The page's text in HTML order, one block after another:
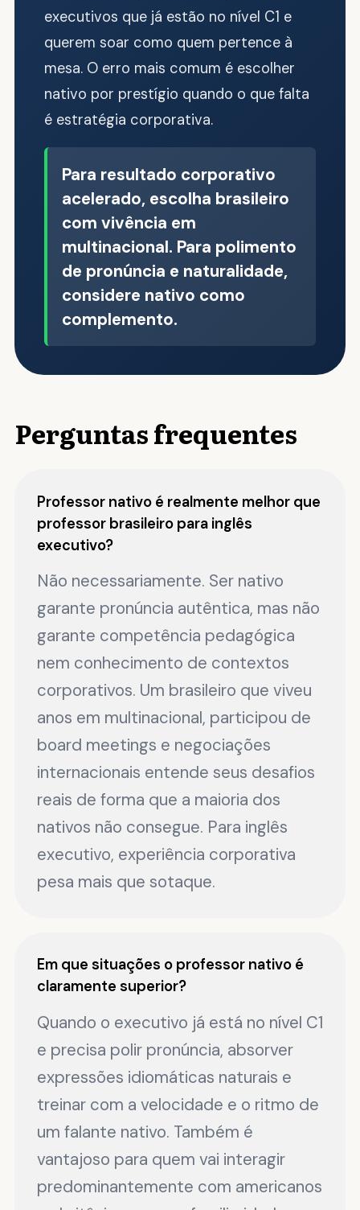
executivos que já estão no nível C1 e
querem soar como quem pertence à
mesa. O erro mais comum é escolher
nativo por prestígio quando o que falta
é estratégia corporativa.
Para resultado corporativo
acelerado, escolha brasileiro
com vivência em
multinacional. Para polimento
de pronúncia e naturalidade,
considere nativo como
complemento.
Perguntas frequentes
Professor nativo é realmente melhor que
professor brasileiro para inglês
executivo?
Não necessariamente. Ser nativo
garante pronúncia autêntica, mas não
garante competência pedagógica
nem conhecimento de contextos
corporativos. Um brasileiro que viveu
anos em multinacional, participou de
board meetings e negociações
internacionais entende seus desafios
reais de forma que a maioria dos
nativos não consegue. Para inglês
executivo, experiência corporativa
pesa mais que sotaque.
Em que situações o professor nativo é
claramente superior?
Quando o executivo já está no nível C1
e precisa polir pronúncia, absorver
expressões idiomáticas naturais e
treinar com a velocidade e o ritmo de
um falante nativo. Também é
vantajoso para quem vai interagir
predominantemente com americanos